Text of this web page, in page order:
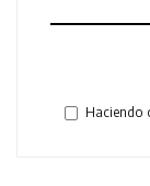
Haciendo